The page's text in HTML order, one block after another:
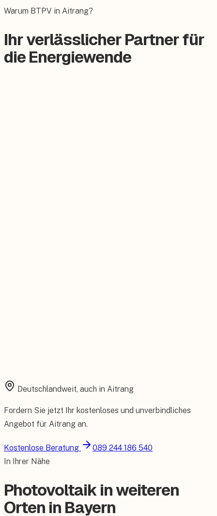
Warum BTPV in Aitrang?
Ihr verlässlicher Partner für
die Energiewende
Deutschlandweit, auch in Aitrang
Fordern Sie jetzt Ihr kostenloses und unverbindliches
Angebot für Aitrang an.
Kostenlose Beratung
089 244 186 540
In Ihrer Nähe
Photovoltaik in weiteren
Orten in Bayern